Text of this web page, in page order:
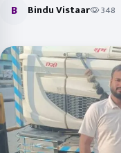
B Bindu Vistaar 348